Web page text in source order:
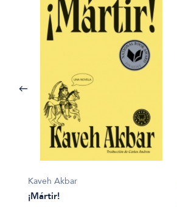
Kaveh Akbar
¡Mártir!